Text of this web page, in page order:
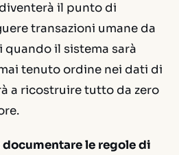
il punto di
transazioni umane da
quando il sistema sarà
tenuto ordine nei dati di
a ricostruire tutto da zero
documentare le regole di